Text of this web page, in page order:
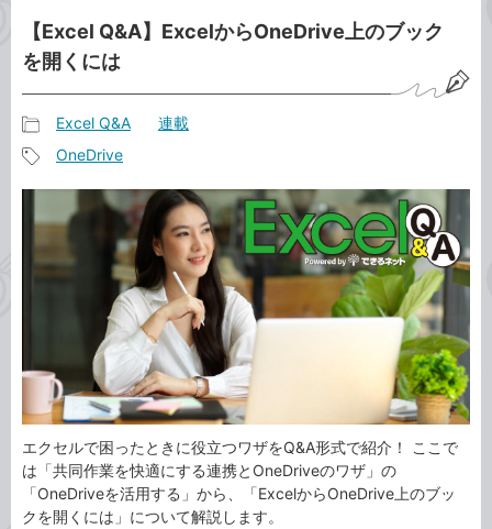
ト
【Excel Q&A】ExcelからOneDrive上のブック
を開くには
事
カ
テ
ゴ
リ
Excel Q&A 連載
タ
OneDrive
エクセルで困ったときに役立つワザをQ&A形式で紹介！ ここで
は「共同作業を快適にする連携とOneDriveのワザ」の
「OneDriveを活用する」から、「ExcelからOneDrive上のブッ
クを開くには」について解説します。